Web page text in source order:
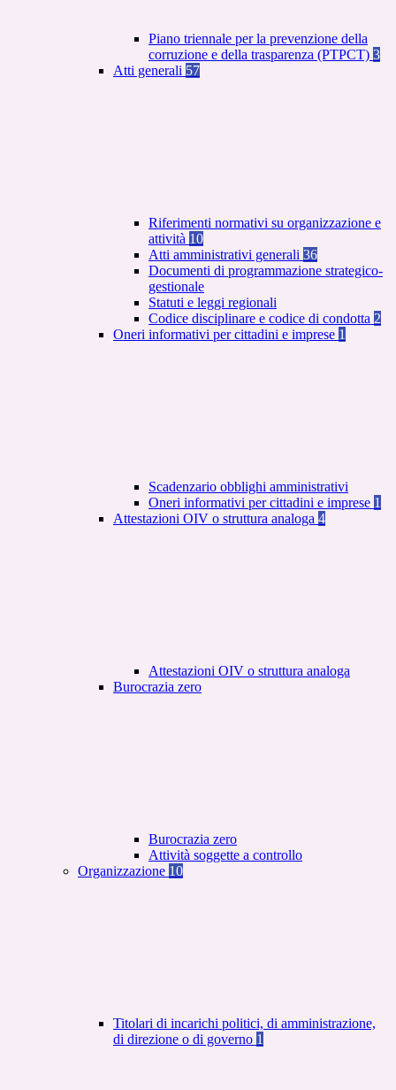
Piano triennale per la prevenzione della
corruzione e della trasparenza (PTPCT) 3
Atti generali 57
Riferimenti normativi su organizzazione e
attività 10
Atti amministrativi generali 36
Documenti di programmazione strategico-
gestionale
Statuti e leggi regionali
Codice disciplinare e codice di condotta 2
Oneri informativi per cittadini e imprese 1
Scadenzario obblighi amministrativi
Oneri informativi per cittadini e imprese 1
Attestazioni OIV o struttura analoga 4
Attestazioni OIV o struttura analoga
Burocrazia zero
Burocrazia zero
Attività soggette a controllo
Organizzazione 10
Titolari di incarichi politici, di amministrazione,
di direzione o di governo 1